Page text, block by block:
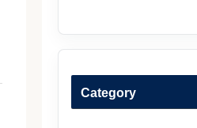
Category